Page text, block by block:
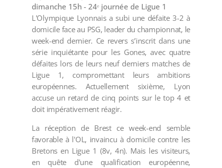
dimanche 15h - 24ᵉ journée de Ligue 1
L'Olympique Lyonnais a subi une défaite 3-2 à
domicile face au PSG, leader du championnat, le
week-end dernier. Ce revers s’inscrit dans une
série inquiétante pour les Gones, avec quatre
défaites lors de leurs neuf derniers matches de
Ligue 1, compromettant leurs ambitions
européennes. Actuellement sixième, Lyon
accuse un retard de cinq points sur le top 4 et
doit impérativement réagir.
La réception de Brest ce week-end semble
favorable à l'OL, invaincu à domicile contre les
Bretons en Ligue 1 (8v, 4n). Mais les visiteurs,
en quête d'une qualification européenne,